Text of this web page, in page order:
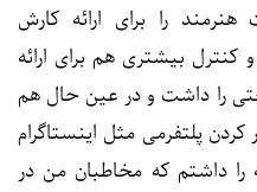
را برای ارائه کارش
بیشتری هم برای ارائه
را داشت و در عین حال هم
پلتفرمی مثل اینستاگرام
داشتم که مخاطبان من در